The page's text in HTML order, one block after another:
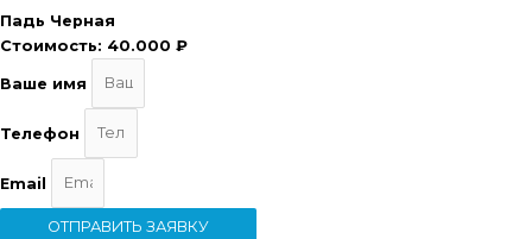
Падь Черная
Стоимость: 40.000 ₽
Ваше имя
Телефон
Email
ОТПРАВИТЬ ЗАЯВКУ